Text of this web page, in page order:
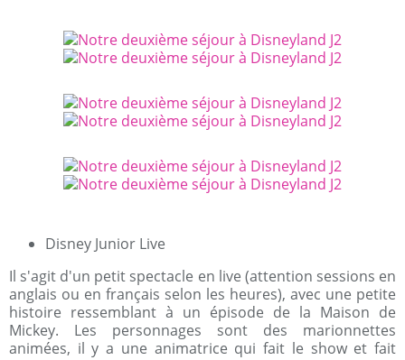
Disney Junior Live
Il s'agit d'un petit spectacle en live (attention sessions en
anglais ou en français selon les heures), avec une petite
histoire ressemblant à un épisode de la Maison de
Mickey. Les personnages sont des marionnettes
animées, il y a une animatrice qui fait le show et fait